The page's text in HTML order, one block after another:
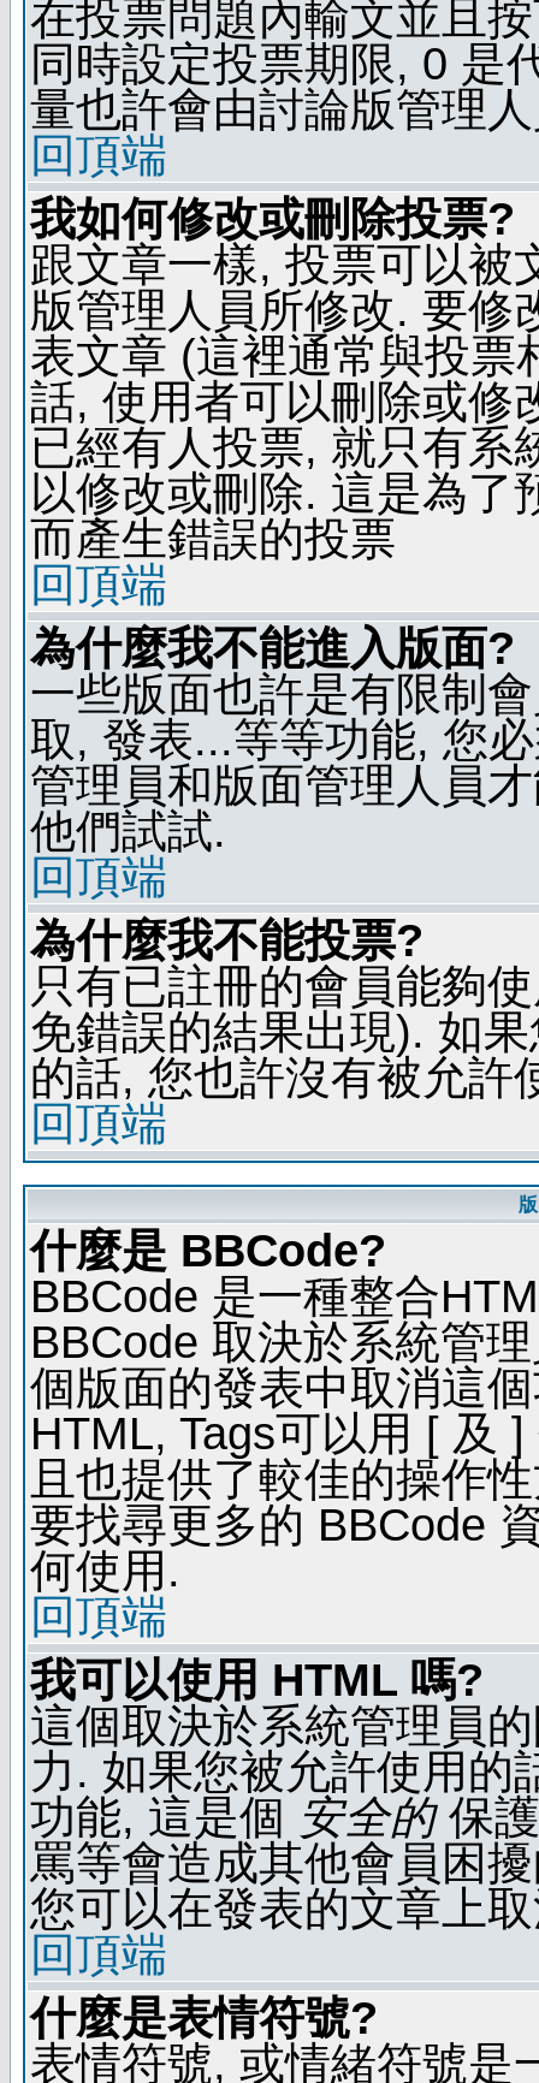
在投票問題內輸文並且
同時設定投票期限, 0 是
量也許會由討論版管理
回頂端
我如何修改或刪除投票?
跟文章一樣, 投票可以被
版管理人員所修改. 要修
表文章 (這裡通常與投票
話, 使用者可以刪除或修
已經有人投票, 就只有系
以修改或刪除. 這是為了
而產生錯誤的投票
回頂端
為什麼我不能進入版面?
一些版面也許是有限制
取, 發表...等等功能, 您
管理員和版面管理人員
他們試試.
回頂端
為什麼我不能投票?
只有已註冊的會員能夠
免錯誤的結果出現). 如
的話, 您也許沒有被允許
回頂端
什麼是 BBCode?
BBCode 是一種整合
BBCode 取決於系統管
個版面的發表中取消這
HTML, Tags可以用 [ 及
且也提供了較佳的操作
要找尋更多的 BBCode
何使用.
回頂端
我可以使用 HTML 嗎?
這個取決於系統管理員
力. 如果您被允許使用的
功能, 這是個 安全的保
罵等會造成其他會員困
您可以在發表的文章上
回頂端
什麼是表情符號?
表情符號, 或情緒符號是